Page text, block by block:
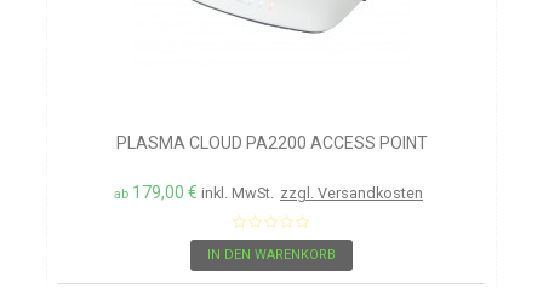
PLASMA CLOUD PA2200 ACCESS POINT
ab 179,00 € inkl. MwSt. zzgl. Versandkosten
IN DEN WARENKORB